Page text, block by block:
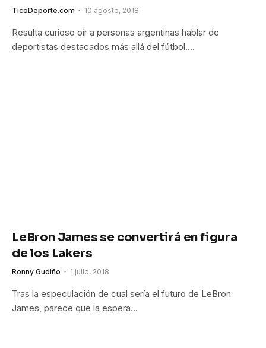
TicoDeporte.com 10 agosto, 2018
Resulta curioso oír a personas argentinas hablar de
deportistas destacados más allá del fútbol.…
LeBron James se convertirá en figura
de los Lakers
Ronny Gudiño 1 julio, 2018
Tras la especulación de cual sería el futuro de LeBron
James, parece que la espera…